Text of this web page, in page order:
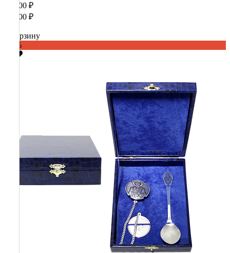
22 800 ₽
57 000 ₽
В корзину
-60%